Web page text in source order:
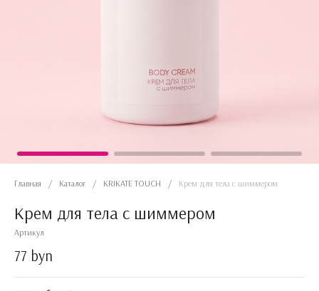
Главная / Каталог / KRIKATE TOUCH / Крем для тела с шиммером
Крем для тела с шиммером
Артикул
77 byn